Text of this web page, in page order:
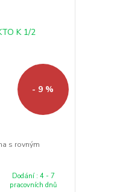
- 9 %
s rovným
Dodání : 4 - 7
pracovních dnů